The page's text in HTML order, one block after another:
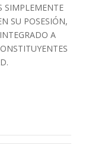
SIMPLEMENTE
SU POSESIÓN,
A